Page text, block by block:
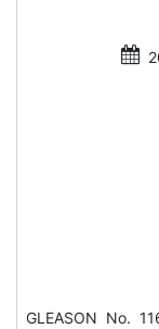
GLEASON No.